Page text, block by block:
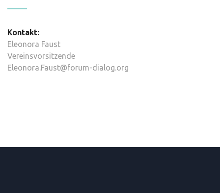
Kontakt:
Eleonora Faust
Vereinsvorsitzende
Eleonora.Faust@forum-dialog.org